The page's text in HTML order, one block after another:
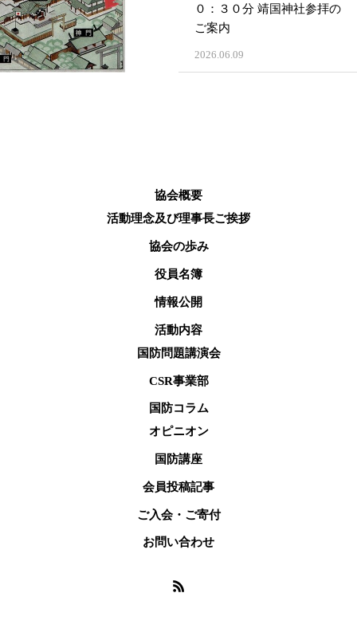
０：３０分 靖国神社参拝の
ご案内
2026.06.09
協会概要
活動理念及び理事長ご挨拶
協会の歩み
役員名簿
情報公開
活動内容
国防問題講演会
CSR事業部
国防コラム
オピニオン
国防講座
会員投稿記事
ご入会・ご寄付
お問い合わせ